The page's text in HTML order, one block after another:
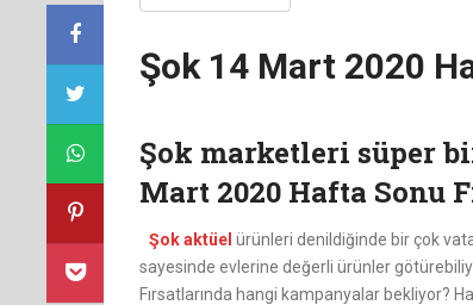
Şok 14 Mart 2020
Şok marketleri süper
Mart 2020 Hafta Sonu
Şok aktüel ürünleri denildiğinde bir çok
sayesinde evlerine değerli ürünler
Fırsatlarında hangi kampanyalar bekliyor?